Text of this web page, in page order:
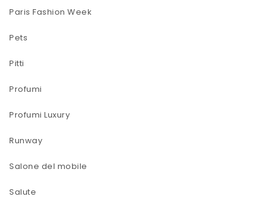
Paris Fashion Week
Pets
Pitti
Profumi
Profumi Luxury
Runway
Salone del mobile
Salute